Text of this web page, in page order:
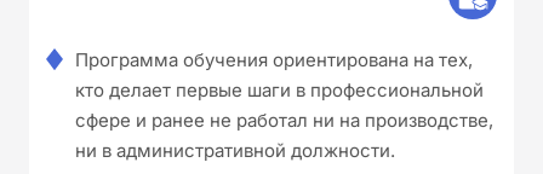
Программа обучения ориентирована на тех,
кто делает первые шаги в профессиональной
сфере и ранее не работал ни на производстве,
ни в административной должности.